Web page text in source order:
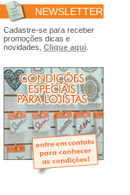
Porta Retratos
Ferramentas
- Carimbões
- Embalagens
- Máscaras
- Espátulas
- Diversos
Álbuns
- Mini-Álbuns
- Páginas Mini
- Páginas Scrap
- Argolas
NEWSLETTER
Cadastre-se para receber
promoções dicas e
novidades, Clique aqui